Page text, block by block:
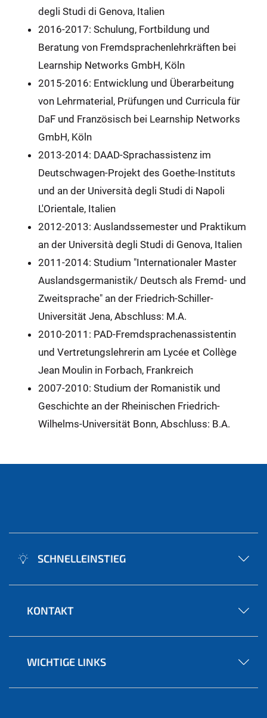
degli Studi di Genova, Italien
2016-2017: Schulung, Fortbildung und
Beratung von Fremdsprachenlehrkräften bei
Learnship Networks GmbH, Köln
2015-2016: Entwicklung und Überarbeitung
von Lehrmaterial, Prüfungen und Curricula für
DaF und Französisch bei Learnship Networks
GmbH, Köln
2013-2014: DAAD-Sprachassistenz im
Deutschwagen-Projekt des Goethe-Instituts
und an der Università degli Studi di Napoli
L'Orientale, Italien
2012-2013: Auslandssemester und Praktikum
an der Università degli Studi di Genova, Italien
2011-2014: Studium "Internationaler Master
Auslandsgermanistik/ Deutsch als Fremd- und
Zweitsprache" an der Friedrich-Schiller-
Universität Jena, Abschluss: M.A.
2010-2011: PAD-Fremdsprachenassistentin
und Vertretungslehrerin am Lycée et Collège
Jean Moulin in Forbach, Frankreich
2007-2010: Studium der Romanistik und
Geschichte an der Rheinischen Friedrich-
Wilhelms-Universität Bonn, Abschluss: B.A.
SCHNELLEINSTIEG
KONTAKT
WICHTIGE LINKS